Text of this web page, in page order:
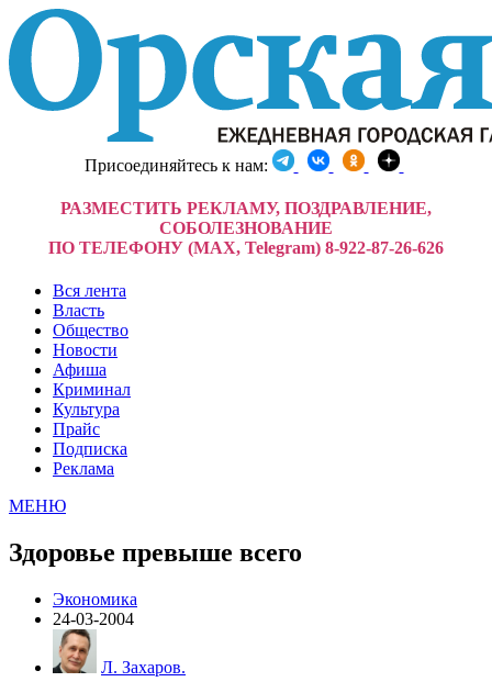
Присоединяйтесь к нам:
РАЗМЕСТИТЬ РЕКЛАМУ, ПОЗДРАВЛЕНИЕ,
СОБОЛЕЗНОВАНИЕ
ПО ТЕЛЕФОНУ (MAX, Telegram) 8-922-87-26-626
Вся лента
Власть
Общество
Новости
Афиша
Криминал
Культура
Прайс
Подписка
Реклама
МЕНЮ
Здоровье превыше всего
Экономика
24-03-2004
Л. Захаров.